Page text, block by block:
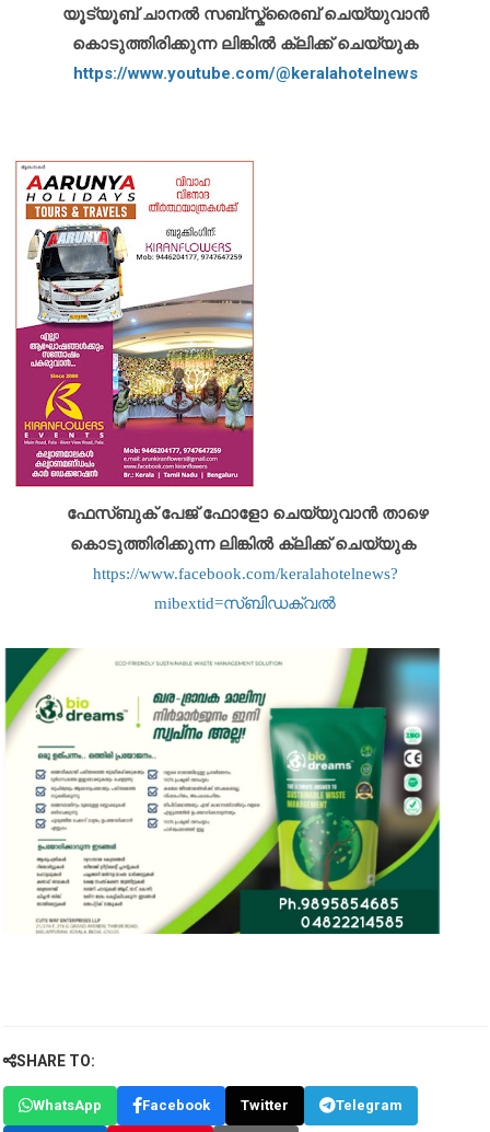
യൂട്യൂബ് ചാനൽ സബ്സ്ക്രൈബ് ചെയ്യുവാൻ
കൊടുത്തിരിക്കുന്ന ലിങ്കിൽ ക്ലിക്ക് ചെയ്യുക
https://www.youtube.com/@keralahotelnews
ഫേസ്ബുക് പേജ് ഫോളോ ചെയ്യുവാൻ താഴെ
കൊടുത്തിരിക്കുന്ന ലിങ്കിൽ ക്ലിക്ക് ചെയ്യുക
https://www.facebook.com/keralahotelnews?
mibextid=സ്‌ബിഡക്വൽ
SHARE TO:
WhatsApp Facebook Twitter Telegram